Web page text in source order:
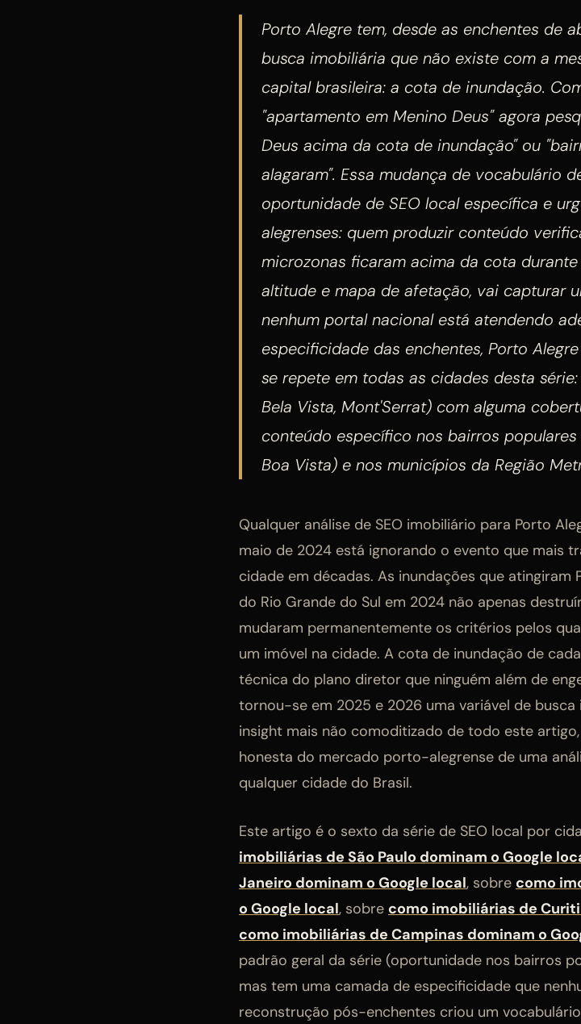
Porto Alegre tem, desde as enchentes de
busca imobiliária que não existe com a
capital brasileira: a cota de inundação.
"apartamento em Menino Deus" agora
Deus acima da cota de inundação" ou
alagaram". Essa mudança de vocabulário
oportunidade de SEO local específica e
alegrenses: quem produzir conteúdo
microzonas ficaram acima da cota
altitude e mapa de afetação, vai capturar
nenhum portal nacional está atendendo
especificidade das enchentes, Porto
se repete em todas as cidades desta
Bela Vista, Mont'Serrat) com alguma
conteúdo específico nos bairros populares
Boa Vista) e nos municípios da Região
Qualquer análise de SEO imobiliário para Porto
maio de 2024 está ignorando o evento que mais
cidade em décadas. As inundações que atingiram
do Rio Grande do Sul em 2024 não apenas
mudaram permanentemente os critérios pelos
um imóvel na cidade. A cota de inundação de
técnica do plano diretor que ninguém além de
tornou-se em 2025 e 2026 uma variável de busca
insight mais não comoditizado de todo este
honesta do mercado porto-alegrense de uma
qualquer cidade do Brasil.
Este artigo é o sexto da série de SEO local por
imobiliárias de São Paulo dominam o Google
Janeiro dominam o Google local, sobre como
o Google local, sobre como imobiliárias de
como imobiliárias de Campinas dominam o
padrão geral da série (oportunidade nos bairros
mas tem uma camada de especificidade que
reconstrução pós-enchentes criou um